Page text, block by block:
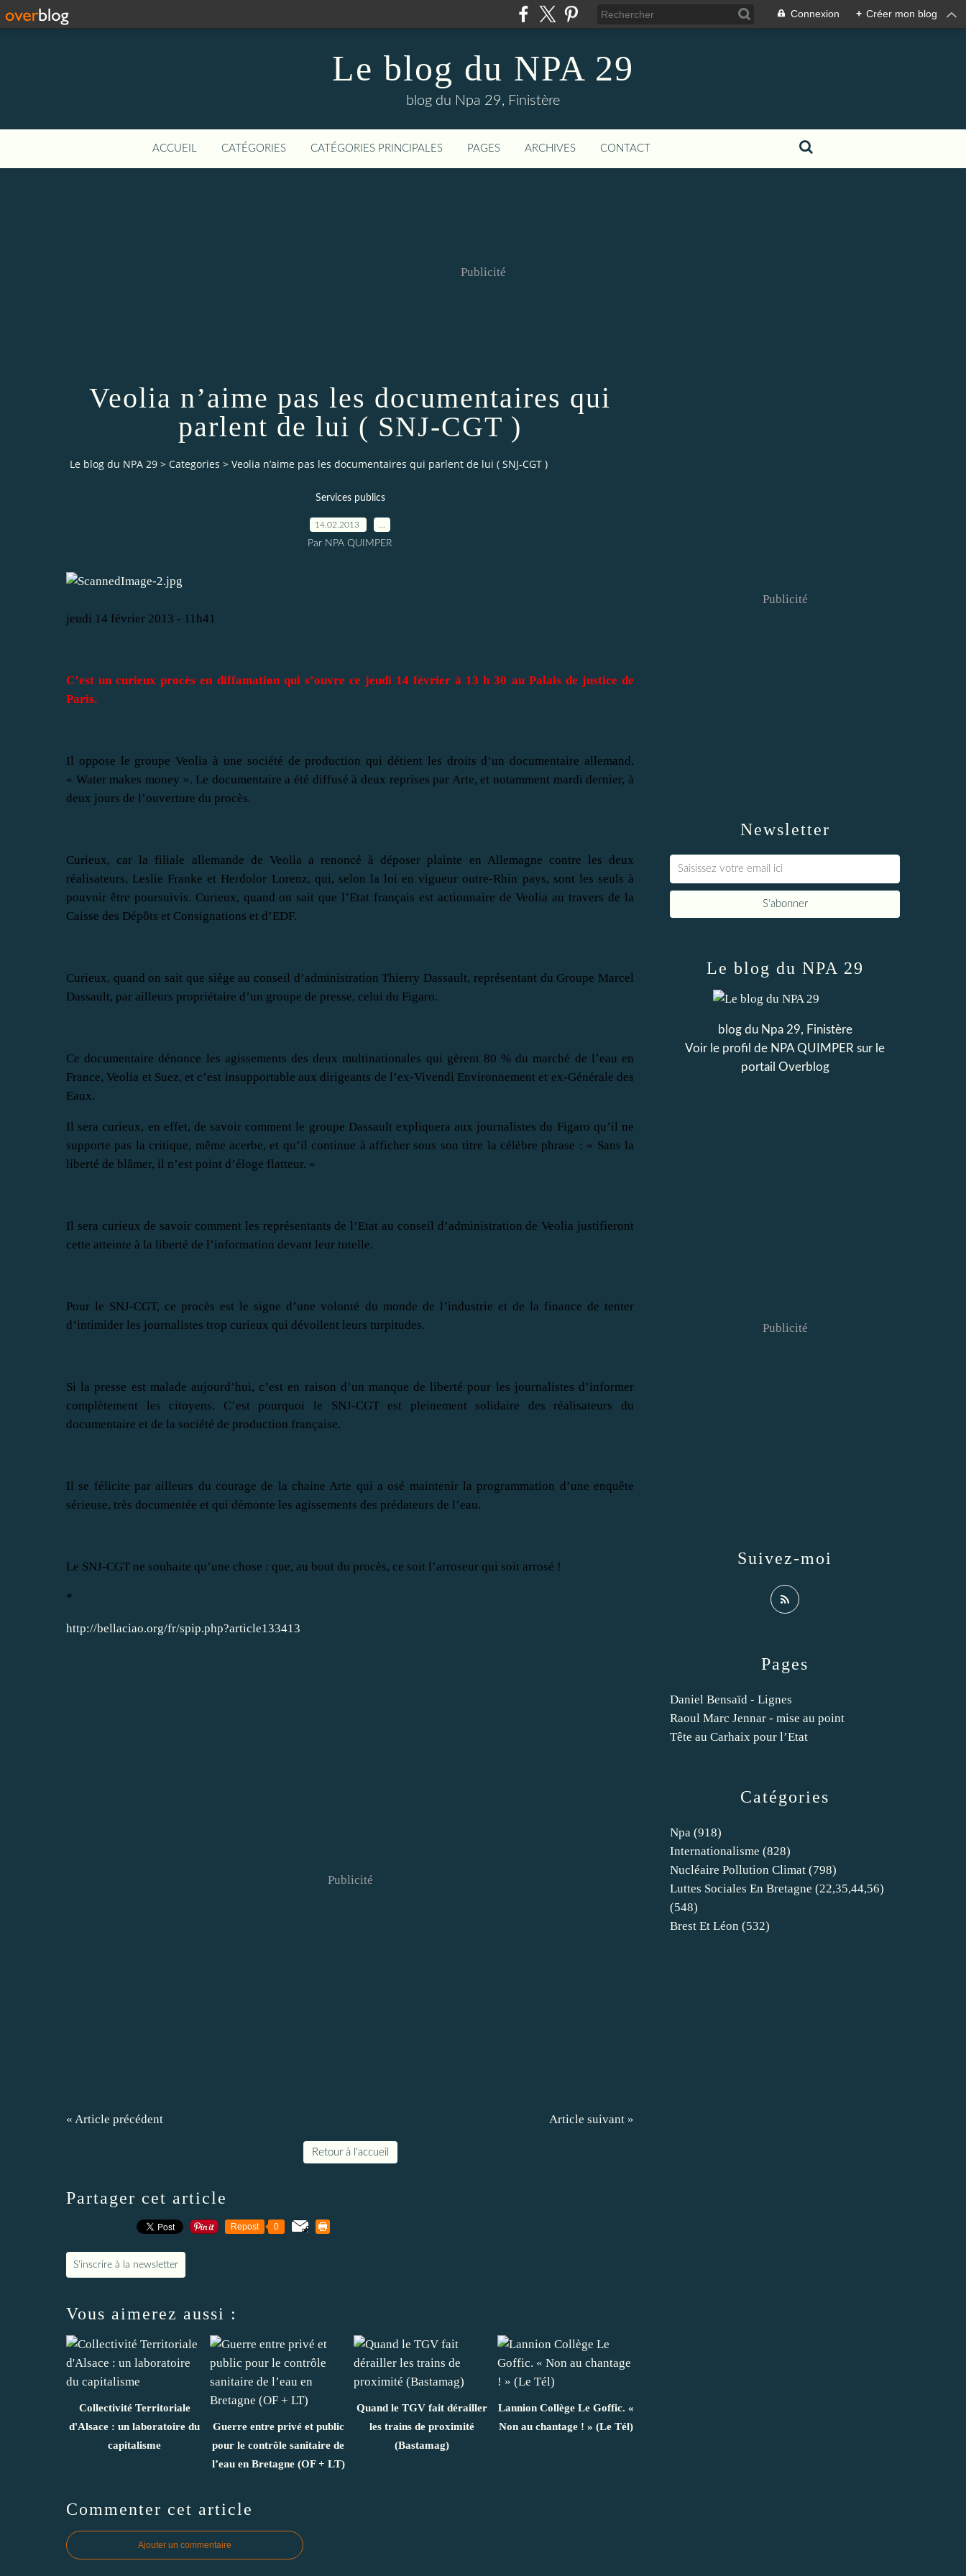
Connexion + Créer mon blog
Le blog du NPA 29
blog du Npa 29, Finistère
ACCUEIL CATÉGORIES CATÉGORIES PRINCIPALES PAGES ARCHIVES CONTACT
Publicité
Veolia n’aime pas les documentaires qui
parlent de lui ( SNJ-CGT )
Le blog du NPA 29 > Categories > Veolia n’aime pas les documentaires qui parlent de lui ( SNJ-CGT )
Services publics
14.02.2013
Par NPA QUIMPER
jeudi 14 février 2013 - 11h41
C’est un curieux procès en diffamation qui s’ouvre ce jeudi 14 février à 13 h 30 au Palais de justice de
Paris.
Il oppose le groupe Veolia à une société de production qui détient les droits d’un documentaire allemand,
« Water makes money ». Le documentaire a été diffusé à deux reprises par Arte, et notamment mardi dernier, à
deux jours de l’ouverture du procès.
Curieux, car la filiale allemande de Veolia a renoncé à déposer plainte en Allemagne contre les deux
réalisateurs, Leslie Franke et Herdolor Lorenz, qui, selon la loi en vigueur outre-Rhin pays, sont les seuls à
pouvoir être poursuivis. Curieux, quand on sait que l’Etat français est actionnaire de Veolia au travers de la
Caisse des Dépôts et Consignations et d’EDF.
Curieux, quand on sait que siège au conseil d’administration Thierry Dassault, représentant du Groupe Marcel
Dassault, par ailleurs propriétaire d’un groupe de presse, celui du Figaro.
Ce documentaire dénonce les agissements des deux multinationales qui gèrent 80 % du marché de l’eau en
France, Veolia et Suez, et c’est insupportable aux dirigeants de l’ex-Vivendi Environnement et ex-Générale des
Eaux.
Il sera curieux, en effet, de savoir comment le groupe Dassault expliquera aux journalistes du Figaro qu’il ne
supporte pas la critique, même acerbe, et qu’il continue à afficher sous son titre la célèbre phrase : « Sans la
liberté de blâmer, il n’est point d’éloge flatteur. »
Il sera curieux de savoir comment les représentants de l’Etat au conseil d’administration de Veolia justifieront
cette atteinte à la liberté de l’information devant leur tutelle.
Pour le SNJ-CGT, ce procès est le signe d’une volonté du monde de l’industrie et de la finance de tenter
d’intimider les journalistes trop curieux qui dévoilent leurs turpitudes.
Si la presse est malade aujourd’hui, c’est en raison d’un manque de liberté pour les journalistes d’informer
complètement les citoyens. C’est pourquoi le SNJ-CGT est pleinement solidaire des réalisateurs du
documentaire et de la société de production française.
Il se félicite par ailleurs du courage de la chaine Arte qui a osé maintenir la programmation d’une enquête
sérieuse, très documentée et qui démonte les agissements des prédateurs de l’eau.
Le SNJ-CGT ne souhaite qu’une chose : que, au bout du procès, ce soit l’arroseur qui soit arrosé !
*
http://bellaciao.org/fr/spip.php?article133413
Publicité
« Article précédent Article suivant »
Retour à l'accueil
Partager cet article
Repost 0
S'inscrire à la newsletter
Vous aimerez aussi :
Collectivité Territoriale
d'Alsace : un laboratoire du
capitalisme
Guerre entre privé et public
pour le contrôle sanitaire de
l’eau en Bretagne (OF + LT)
Quand le TGV fait dérailler
les trains de proximité
(Bastamag)
Lannion Collège Le Goffic. «
Non au chantage ! » (Le Tél)
Commenter cet article
Ajouter un commentaire
Newsletter
Publicité
Catégories
Npa (918)
Internationalisme (828)
Nucléaire Pollution Climat (798)
Luttes Sociales En Bretagne (22,35,44,56)
(548)
Brest Et Léon (532)
Pages
Daniel Bensaïd - Lignes
Raoul Marc Jennar - mise au point
Tête au Carhaix pour l’Etat
Le blog du NPA 29
blog du Npa 29, Finistère
Voir le profil de NPA QUIMPER sur le
portail Overblog
Suivez-moi
Publicité